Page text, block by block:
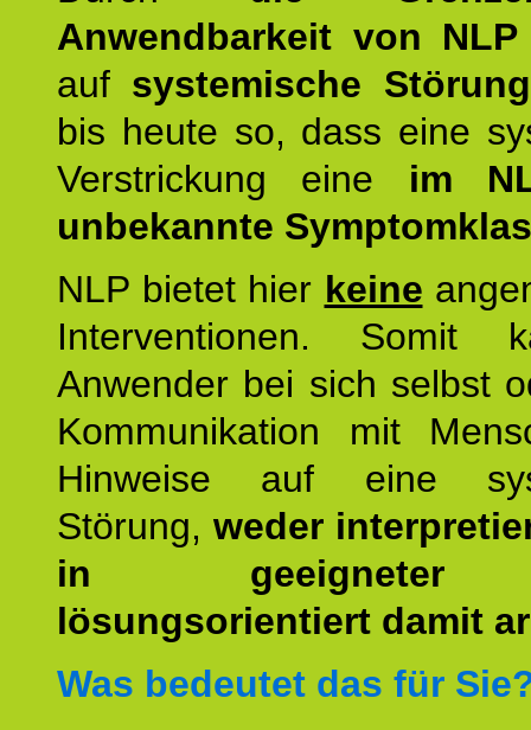
Anwendbarkeit von NLP
auf systemische
bis heute so, dass eine
Verstrickung eine im
unbekannte
NLP bietet hier keine
Interventionen. Somit
Anwender bei sich selbst
Kommunikation mit
Hinweise auf eine
Störung, weder
in geeigneter
lösungsorientiert damit
Was bedeutet das für